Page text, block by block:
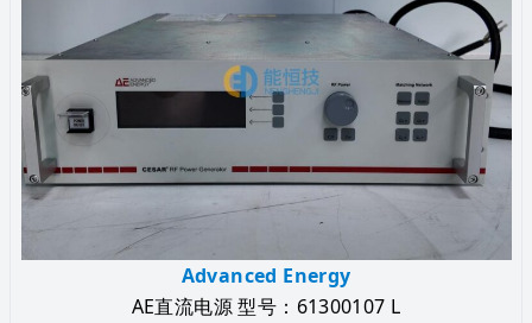
Advanced Energy
AE直流电源 型号：61300107 L